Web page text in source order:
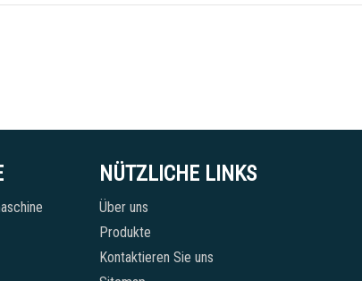
NÜTZLICHE LINKS
Über uns
Produkte
Kontaktieren Sie uns